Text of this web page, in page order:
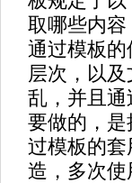
取哪些内
通过模板
层次，以
乱，并且
要做的，
过模板的
造，多次